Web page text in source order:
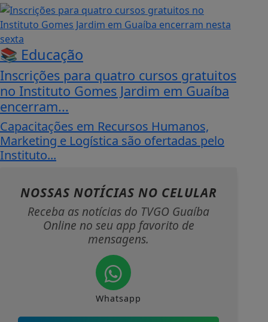
📚 Educação
Inscrições para quatro cursos gratuitos
no Instituto Gomes Jardim em Guaíba
encerram...
Capacitações em Recursos Humanos,
Marketing e Logística são ofertadas pelo
Instituto...
NOSSAS NOTÍCIAS NO CELULAR
Receba as notícias do TVGO Guaíba
Online no seu app favorito de
mensagens.
Whatsapp